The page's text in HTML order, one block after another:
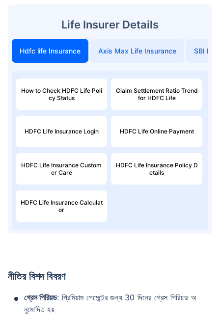
Life Insurer Details
Hdfc life Insurance Axis Max Life Insurance SBI
How to Check HDFC Life Poli
cy Status
Claim Settlement Ratio Trend
for HDFC Life
HDFC Life Insurance Login HDFC Life Online Payment
HDFC Life Insurance Custom
er Care
HDFC Life Insurance Policy D
etails
HDFC Life Insurance Calculat
or
নীতির বিশদ বিবরণ
গ্রেস পিরিয়ড: প্রিমিয়াম পেমেন্টের জন্য 30 দিনের গ্রেস পিরিয়ড অ
নুমোদিত হয়